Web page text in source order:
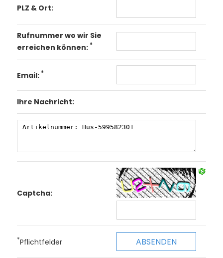
PLZ & Ort:
Rufnummer wo wir Sie
erreichen können: *
Email: *
Ihre Nachricht:
Captcha:
*Pflichtfelder